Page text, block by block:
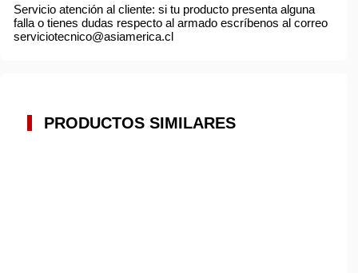
Servicio atención al cliente: si tu producto presenta alguna
falla o tienes dudas respecto al armado escríbenos al correo
serviciotecnico@asiamerica.cl
PRODUCTOS SIMILARES